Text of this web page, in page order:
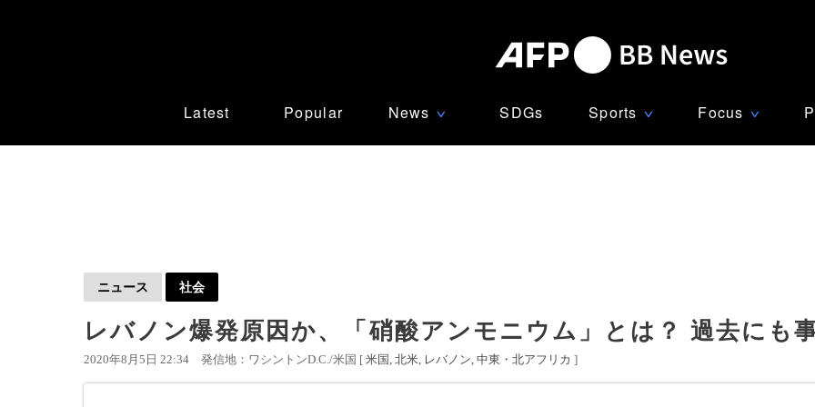
Latest Popular News ∨ SDGs Sports ∨ Focus ∨
ニュース 社会
レバノン爆発原因か、「硝酸アンモニウム」とは？ 過去にも
2020年8月5日 22:34 発信地：ワシントンD.C./米国 [ 米国 北米 レバノン 中東・北アフリカ ]